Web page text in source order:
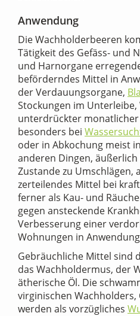
Anwendung
Die Wachholderbeeren
Tätigkeit des Gefäss- und
und Harnorgane
beförderndes Mittel in
der Verdauungsorgane,
Stockungen im
unterdrückter monatlicher
besonders bei
oder in Abkochung meist
anderen Dingen,
Zustande zu Umschlägen,
zerteilendes Mittel bei
ferner als Kau- und
gegen ansteckende
Verbesserung einer
Wohnungen in
Gebräuchliche Mittel sind
das Wachholdermus, der
ätherische Öl. Die
virginischen
werden als vorzügliches